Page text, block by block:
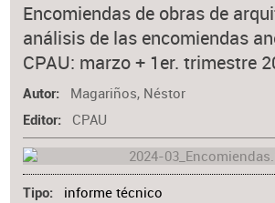
Encomiendas de obras de
análisis de las encomiendas
CPAU: marzo + 1er. trimestre
Autor Magariños, Néstor
Editor CPAU
Tipo informe técnico